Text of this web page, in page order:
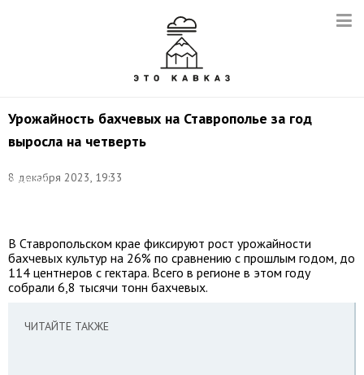
Урожайность бахчевых на Ставрополье за год
выросла на четверть
8 декабря 2023, 19:33
Дмитрий
В Ставропольском крае фиксируют рост урожайности
бахчевых культур на 26% по сравнению с прошлым годом, до
114 центнеров с гектара. Всего в регионе в этом году
собрали 6,8 тысячи тонн бахчевых.
ЧИТАЙТЕ ТАКЖЕ